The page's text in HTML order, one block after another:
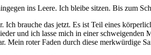
ins Leere. Ich bleibe sitzen. Bis zum
Ich brauche das jetzt. Es ist Teil eines
und ich lasse mich in einer
Mein roter Faden durch diese merkwürdige